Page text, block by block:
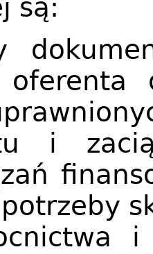
są:
oferenta
i